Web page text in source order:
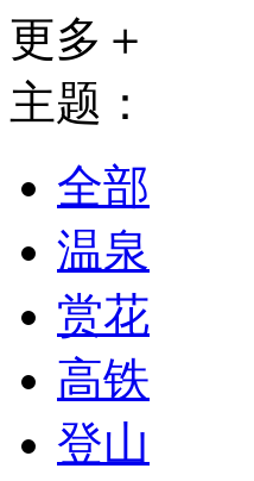
更多＋
主题：
全部
温泉
赏花
高铁
登山